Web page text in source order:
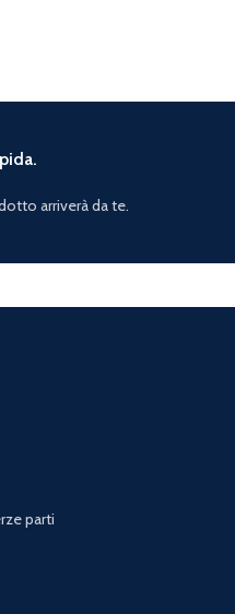
arriverà da te.
parti